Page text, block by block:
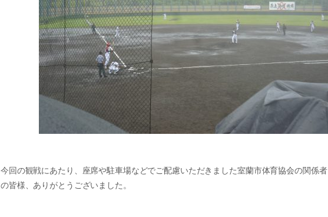
今回の観戦にあたり、座席や駐車場などでご配慮いただきました室蘭市体育協会の関係者
の皆様、ありがとうございました。